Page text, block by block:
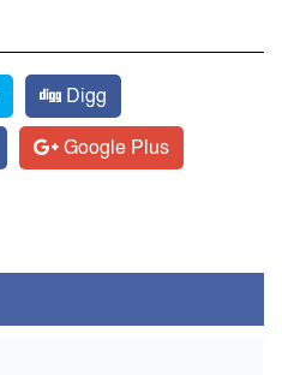
Digg
Google Plus